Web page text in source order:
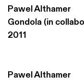
Pawel Althamer
Gondola (in
2011
Pawel Althamer